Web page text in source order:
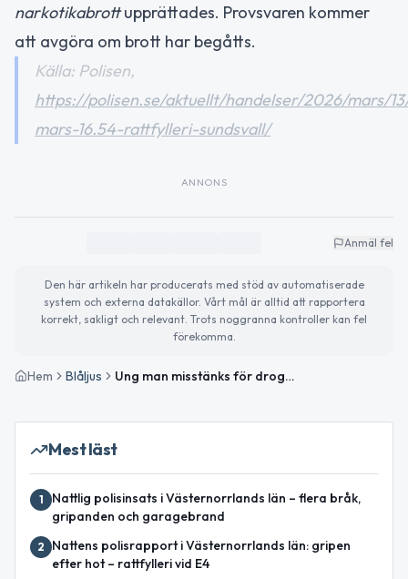
narkotikabrottupprättades. Provsvaren kommer
att avgöra om brott har begåtts.
Källa: Polisen,
https://polisen.se/aktuellt/handelser/2026/mars/
mars-16.54-rattfylleri-sundsvall/
ANNONS
Anmäl fel
Den här artikeln har producerats med stöd av automatiserade
system och externa datakällor. Vårt mål är alltid att rapportera
korrekt, sakligt och relevant. Trots noggranna kontroller kan fel
förekomma.
Hem Blåljus Ung man misstänks för drograttfylleri i Sundsvall
Mest läst
1
Nattlig polisinsats i Västernorrlands län – flera bråk,
gripanden och garagebrand
2
Nattens polisrapport i Västernorrlands län: gripen
efter hot – rattfylleri vid E4